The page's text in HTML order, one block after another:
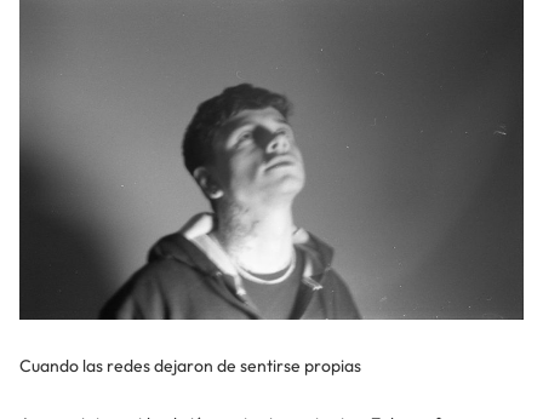
Cuando las redes dejaron de sentirse propias